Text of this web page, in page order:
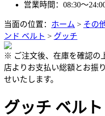
営業時間：08:30～
当面の位置： ホーム > その
ンド ベルト > グッチ
※ ご注文後、在庫を確認の
店よりお支払い総額とお振
せいたします。
グッチ ベル